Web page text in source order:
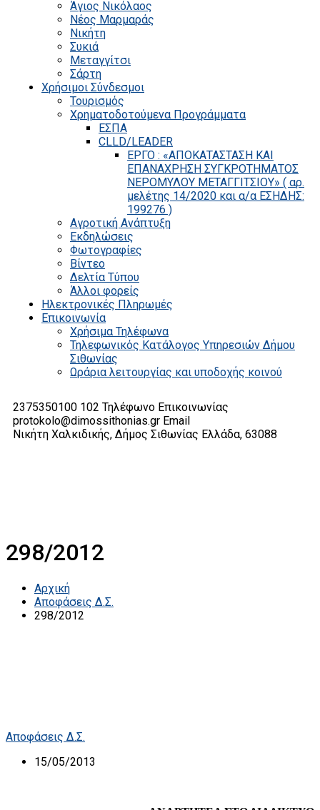
Άγιος Νικόλαος
Νέος Μαρμαράς
Νικήτη
Συκιά
Μεταγγίτσι
Σάρτη
Χρήσιμοι Σύνδεσμοι
Τουρισμός
Χρηματοδοτούμενα Προγράμματα
ΕΣΠΑ
CLLD/LEADER
ΕΡΓΟ : «ΑΠΟΚΑΤΑΣΤΑΣΗ ΚΑΙ
ΕΠΑΝΑΧΡΗΣΗ ΣΥΓΚΡΟΤΗΜΑΤΟΣ
ΝΕΡΟΜΥΛΟΥ ΜΕΤΑΓΓΙΤΣΙΟΥ» ( αρ.
μελέτης 14/2020 και α/α ΕΣΗΔΗΣ:
199276 )
Αγροτική Ανάπτυξη
Εκδηλώσεις
Φωτογραφίες
Βίντεο
Δελτία Τύπου
Άλλοι φορείς
Ηλεκτρονικές Πληρωμές
Επικοινωνία
Χρήσιμα Τηλέφωνα
Τηλεφωνικός Κατάλογος Υπηρεσιών Δήμου
Σιθωνίας
Ωράρια λειτουργίας και υποδοχής κοινού
2375350100 102 Τηλέφωνο Επικοινωνίας
protokolo@dimossithonias.gr Email
Νικήτη Χαλκιδικής, Δήμος Σιθωνίας Ελλάδα, 63088
298/2012
Αρχική
Αποφάσεις Δ.Σ.
298/2012
Αποφάσεις Δ.Σ.
15/05/2013